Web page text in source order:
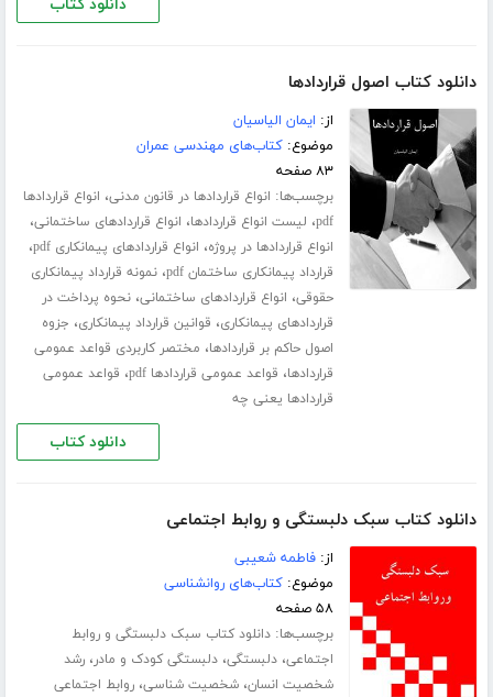
دانلود کتاب
دانلود کتاب اصول قراردادها
از: ایمان الیاسیان
موضوع:کتاب‌های مهندسی عمران
۸۳ صفحه
برچسب‌ها: انواع قراردادها در قانون مدنی، انواع قراردادها
pdf، لیست انواع قراردادها، انواع قراردادهای ساختمانی،
انواع قراردادها در پروژه، انواع قراردادهای پیمانکاری pdf ،
قرارداد پیمانکاری ساختمان pdf ،نمونه قرارداد پیمانکاری
حقوقی، انواع قراردادهای ساختمانی،نحوه پرداخت در
قراردادهای پیمانکاری، قوانین قرارداد پیمانکاری، جزوه
اصول حاکم بر قراردادها، مختصر کاربردی قواعد عمومی
قراردادها، قواعد عمومی قراردادها pdf ، قواعد عمومی
قراردادها یعنی چه
دانلود کتاب
دانلود کتاب سبک دلبستگی و روابط اجتماعی
از:فاطمه شعیبی
موضوع:کتاب‌های روانشناسی
۵۸ صفحه
برچسب‌ها:دانلود کتاب سبک دلبستگی و روابط
اجتماعی،دلبستگی،دلبستگی کودک و مادر،رشد
شخصیت انسان،شخصیت شناسی،روابط اجتماعی